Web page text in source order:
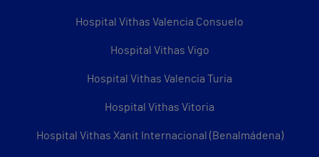
Hospital Vithas Valencia Consuelo
Hospital Vithas Vigo
Hospital Vithas Valencia Turia
Hospital Vithas Vitoria
Hospital Vithas Xanit Internacional (Benalmádena)